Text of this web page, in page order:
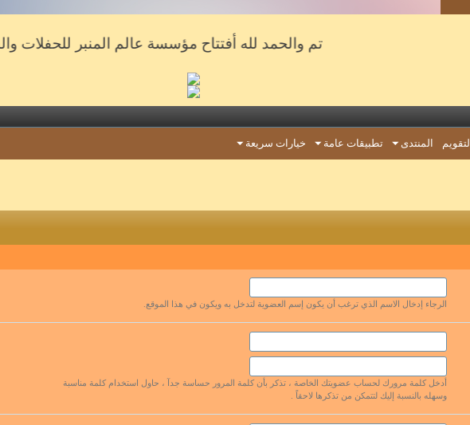
تم والحمد لله أفتتاح مؤسسة عالم المنبر للحفلات
التقويم المنتدى تطبيقات عامة خيارات سريعة
الرجاء إدخال الاسم الذي ترغب أن يكون إسم العضوية لتدخل به ويكون في هذا الموقع.
أدخل كلمة مرورك لحساب عضويتك الخاصة ، تذكر بأن كلمة المرور حساسة جدآ ، حاول استخدام كلمة مناسبة
وسهله بالنسبة إليك لتتمكن من تذكرها لاحقاً .